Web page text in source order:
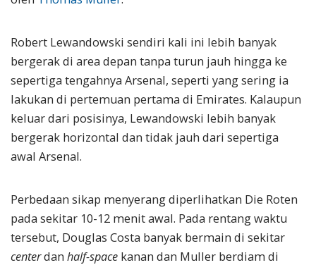
Robert Lewandowski sendiri kali ini lebih banyak
bergerak di area depan tanpa turun jauh hingga ke
sepertiga tengahnya Arsenal, seperti yang sering ia
lakukan di pertemuan pertama di Emirates. Kalaupun
keluar dari posisinya, Lewandowski lebih banyak
bergerak horizontal dan tidak jauh dari sepertiga
awal Arsenal.
Perbedaan sikap menyerang diperlihatkan Die Roten
pada sekitar 10-12 menit awal. Pada rentang waktu
tersebut, Douglas Costa banyak bermain di sekitar
centerdan half-space kanan dan Muller berdiam di